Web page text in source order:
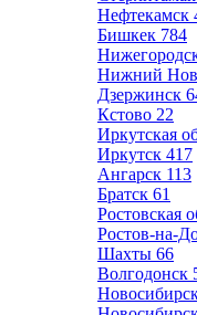
Нефтекамск
Бишкек 784
Нижний
Дзержинск
Кстово 22
Иркутская
Иркутск 417
Ангарск 113
Братск 61
Ростовская
Ростов-на-
Шахты 66
Волгодонск